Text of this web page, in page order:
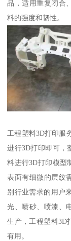
品，适用重复闭合
料的强度和韧性。
工程塑料3D打印服
进行3D打印即可，
料进行3D打印模型
表面有细微的层纹
别行业需求的用户
光、喷砂、喷漆、
生产，工程塑料3D
有用。